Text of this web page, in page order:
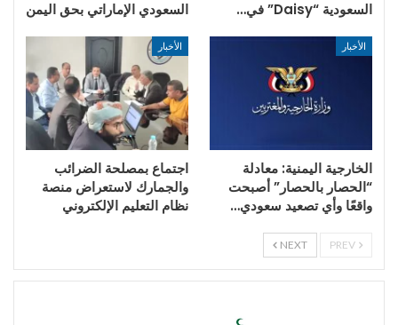
السعودية “Daisy” في…
السعودي الإماراتي بحق اليمن
الأخبار
الخارجية اليمنية: معادلة
“الحصار بالحصار” أصبحت
واقعًا وأي تصعيد سعودي…
الأخبار
اجتماع بمصلحة الضرائب
والجمارك لاستعراض منصة
نظام التعليم الإلكتروني
NEXT